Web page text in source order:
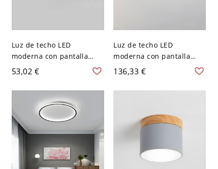
Luz de techo LED
moderna con pantalla
acrílica blanca - 1 luz -
110 A 120 V Negro 22,86
cm Blanco
53,02 €
Luz de techo LED
moderna con pantalla
blanca para uso
residencial - Blanco 110 A
120 V 30,48 cm Blanco
136,33 €